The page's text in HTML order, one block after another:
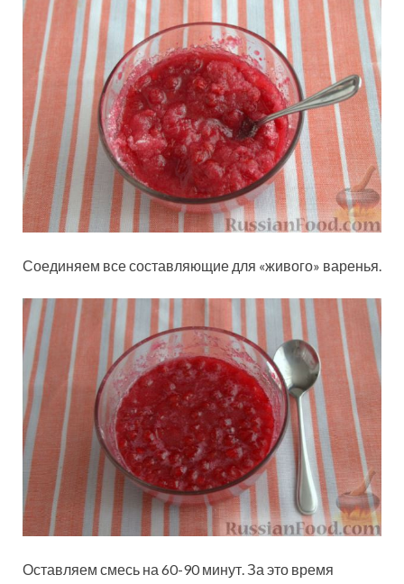
Соединяем все составляющие для «живого» варенья.
Оставляем смесь на 60-90 минут. За это время